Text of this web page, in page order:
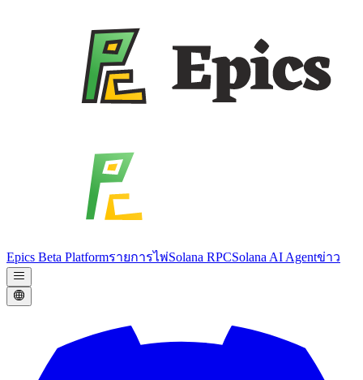
Epics Beta Platformรายการไพ่Solana RPCSolana AI Agentข่าว